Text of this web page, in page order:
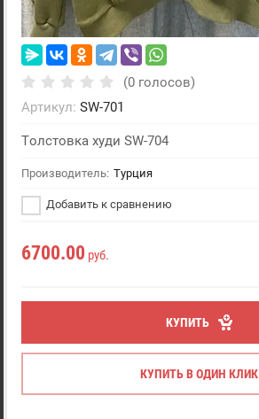
(0 голосов)
Артикул: SW-701
Толстовка худи SW-704
Производитель: Турция
Добавить к сравнению
6700.00 руб.
КУПИТЬ
КУПИТЬ В ОДИН КЛИК